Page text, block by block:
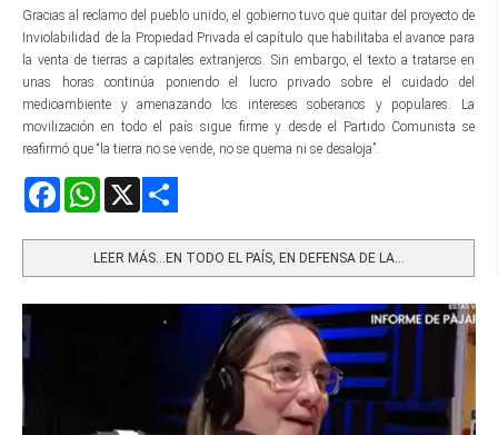
Gracias al reclamo del pueblo unido, el gobierno tuvo que quitar del proyecto de
Inviolabilidad de la Propiedad Privada el capítulo que habilitaba el avance para
la venta de tierras a capitales extranjeros. Sin embargo, el texto a tratarse en
unas horas continúa poniendo el lucro privado sobre el cuidado del
medioambiente y amenazando los intereses soberanos y populares. La
movilización en todo el país sigue firme y desde el Partido Comunista se
reafirmó que “la tierra no se vende, no se quema ni se desaloja”.
FacebookWhatsApp
LEER MÁS…EN TODO EL PAÍS, EN DEFENSA DE LA...